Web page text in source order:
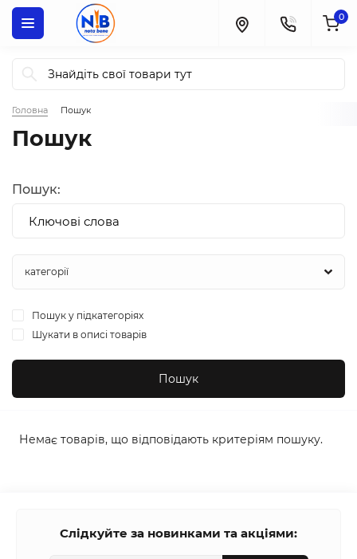
0
Головна Пошук
Пошук
Пошук:
Пошук у підкатегоріях
Шукати в описі товарів
Немає товарів, що відповідають критеріям пошуку.
Слідкуйте за новинками та акціями: